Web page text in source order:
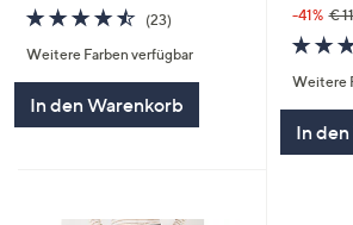
4.4
von
5
(23)23
Weitere Farben verfügbar
In den Warenkorb
-41% €
Weitere
In